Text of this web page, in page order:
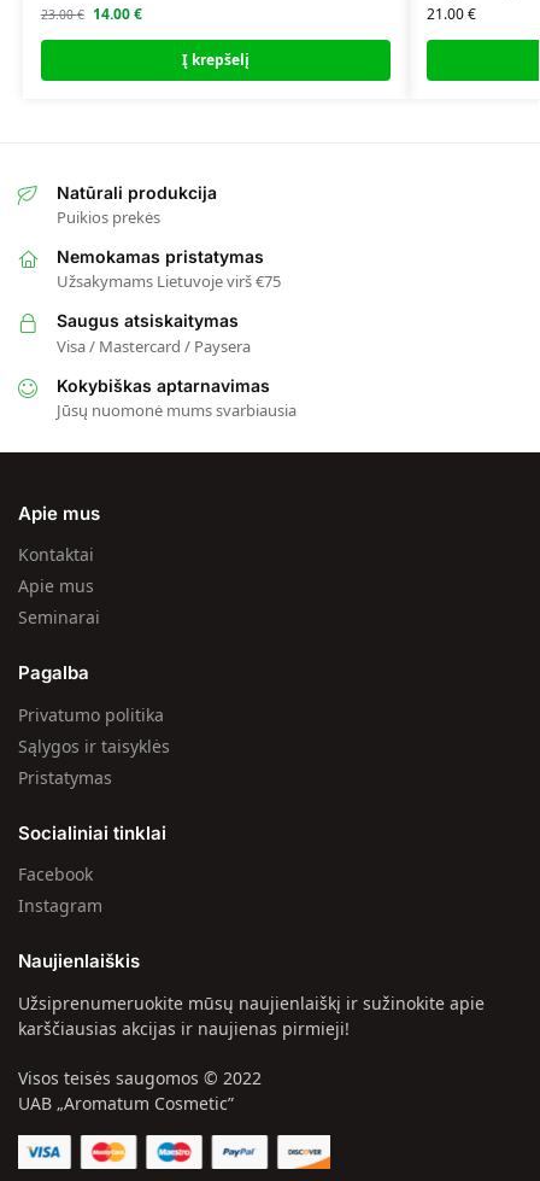
23.00€ 14.00€
Į krepšelį
21.00€
Natūrali produkcija
Puikios prekės
Nemokamas pristatymas
Užsakymams Lietuvoje virš €75
Saugus atsiskaitymas
Visa / Mastercard / Paysera
Kokybiškas aptarnavimas
Jūsų nuomonė mums svarbiausia
Apie mus
Kontaktai
Apie mus
Seminarai
Pagalba
Privatumo politika
Sąlygos ir taisyklės
Pristatymas
Socialiniai tinklai
Facebook
Instagram
Naujienlaiškis
Užsiprenumeruokite mūsų naujienlaiškį ir sužinokite apie
karščiausias akcijas ir naujienas pirmieji!
Visos teisės saugomos © 2022
UAB „Aromatum Cosmetic”